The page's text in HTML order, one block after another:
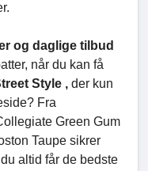
og daglige tilbud
når du kan få
Style , der kun
Fra
Green Gum
Taupe sikrer
altid får de bedste